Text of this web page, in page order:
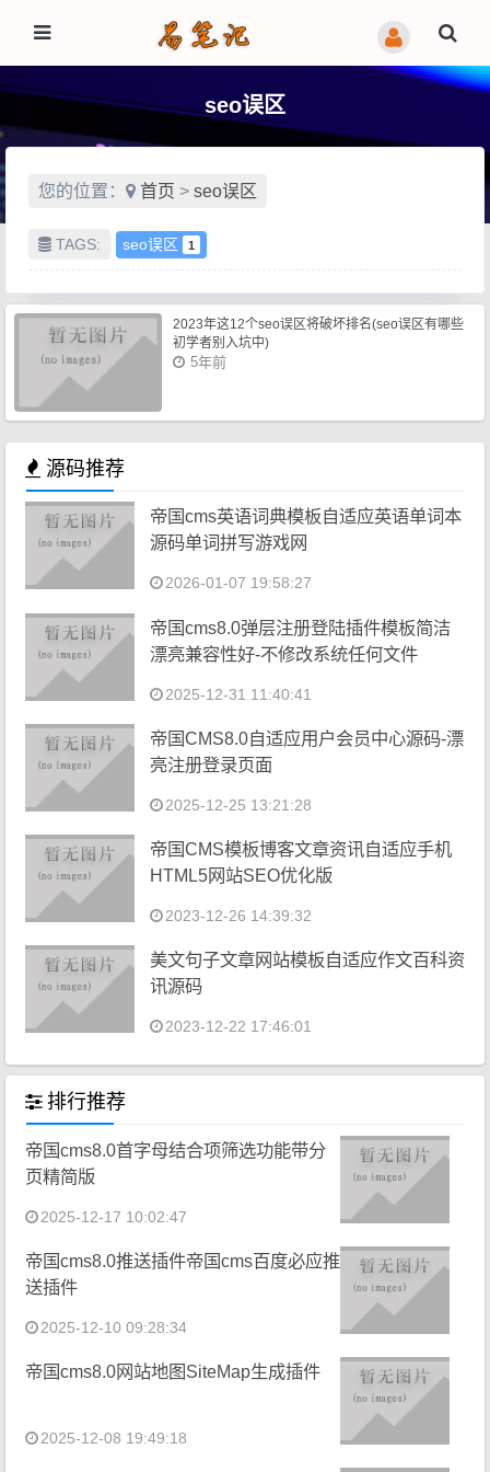
seo误区
您的位置： 首页 > seo误区
TAGS: seo误区 1
2023年这12个seo误区将破坏排名(seo误区有哪些
初学者别入坑中)
5年前
源码推荐
帝国cms英语词典模板自适应英语单词本
源码单词拼写游戏网
2026-01-07 19:58:27
帝国cms8.0弹层注册登陆插件模板简洁
漂亮兼容性好-不修改系统任何文件
2025-12-31 11:40:41
帝国CMS8.0自适应用户会员中心源码-漂
亮注册登录页面
2025-12-25 13:21:28
帝国CMS模板博客文章资讯自适应手机
HTML5网站SEO优化版
2023-12-26 14:39:32
美文句子文章网站模板自适应作文百科资
讯源码
2023-12-22 17:46:01
排行推荐
帝国cms8.0首字母结合项筛选功能带分
页精简版
2025-12-17 10:02:47
帝国cms8.0推送插件帝国cms百度必应推
送插件
2025-12-10 09:28:34
帝国cms8.0网站地图SiteMap生成插件
2025-12-08 19:49:18